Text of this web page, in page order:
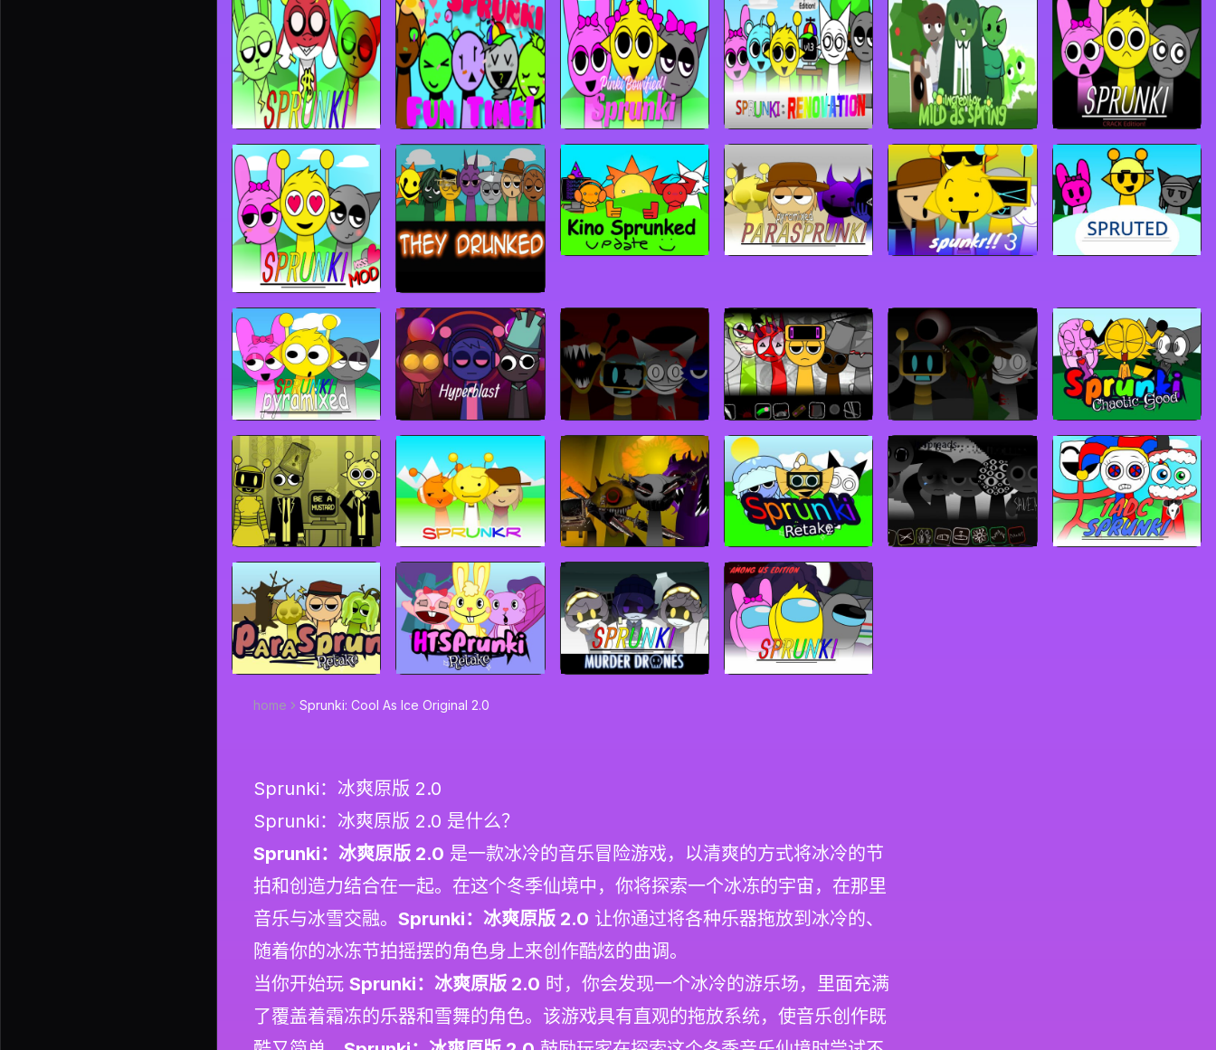
home Sprunki: Cool As Ice Original 2.0
Sprunki：冰爽原版 2.0
Sprunki：冰爽原版 2.0 是什么？
Sprunki：冰爽原版 2.0 是一款冰冷的音乐冒险游戏，以清爽的方式将冰冷的节
拍和创造力结合在一起。在这个冬季仙境中，你将探索一个冰冻的宇宙，在那里
音乐与冰雪交融。 Sprunki：冰爽原版 2.0 让你通过将各种乐器拖放到冰冷的、
随着你的冰冻节拍摇摆的角色身上来创作酷炫的曲调。
当你开始玩 Sprunki：冰爽原版 2.0 时，你会发现一个冰冷的游乐场，里面充满
了覆盖着霜冻的乐器和雪舞的角色。该游戏具有直观的拖放系统，使音乐创作既